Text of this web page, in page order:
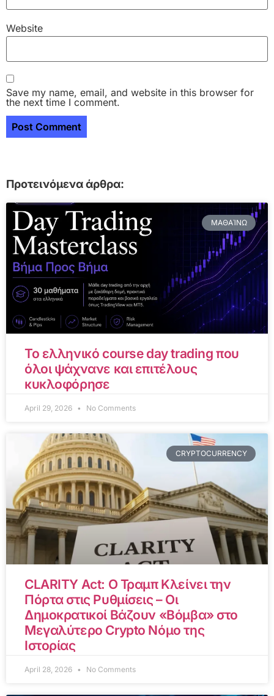
Website
Save my name, email, and website in this browser for
the next time I comment.
Προτεινόμενα άρθρα:
ΜΑΘΑΊΝΩ
Το ελληνικό course day trading που
όλοι ψάχνανε και επιτέλους
κυκλοφόρησε
April 29, 2026 No Comments
CRYPTOCURRENCY
CLARITY Act: Ο Τραμπ Κλείνει την
Πόρτα στις Ρυθμίσεις – Οι
Δημοκρατικοί Βάζουν «Βόμβα» στο
Μεγαλύτερο Crypto Νόμο της
Ιστορίας
April 28, 2026 No Comments